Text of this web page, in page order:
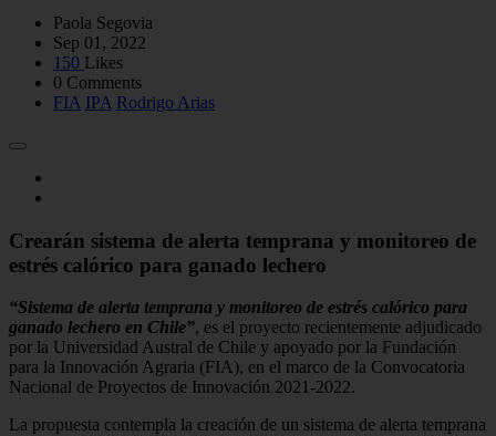
Paola Segovia
Sep 01, 2022
150 Likes
0 Comments
FIA IPA Rodrigo Arias
Crearán sistema de alerta temprana y monitoreo de
estrés calórico para ganado lechero
“Sistema de alerta temprana y monitoreo de estrés calórico para
ganado lechero en Chile”, es el proyecto recientemente adjudicado
por la Universidad Austral de Chile y apoyado por la Fundación
para la Innovación Agraria (FIA), en el marco de la Convocatoria
Nacional de Proyectos de Innovación 2021-2022.
La propuesta contempla la creación de un sistema de alerta temprana